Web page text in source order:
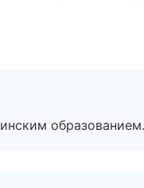
образованием.